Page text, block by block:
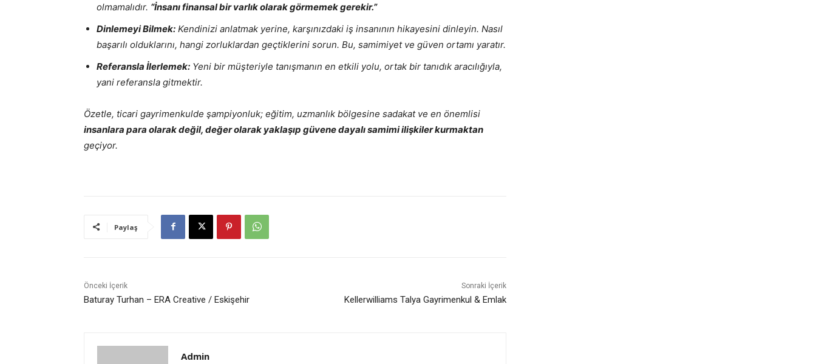
olmamalıdır. “İnsanı finansal bir varlık olarak görmemek gerekir.”
Dinlemeyi Bilmek: Kendinizi anlatmak yerine, karşınızdaki iş insanının hikayesini dinleyin. Nasıl
başarılı olduklarını, hangi zorluklardan geçtiklerini sorun. Bu, samimiyet ve güven ortamı yaratır.
Referansla İlerlemek: Yeni bir müşteriyle tanışmanın en etkili yolu, ortak bir tanıdık aracılığıyla,
yani referansla gitmektir.
Özetle, ticari gayrimenkulde şampiyonluk; eğitim, uzmanlık bölgesine sadakat ve en önemlisi
insanlara para olarak değil, değer olarak yaklaşıp güvene dayalı samimi ilişkiler kurmaktan
geçiyor.
Paylaş
Önceki İçerik
Baturay Turhan – ERA Creative / Eskişehir
Sonraki İçerik
Kellerwilliams Talya Gayrimenkul & Emlak
Admin